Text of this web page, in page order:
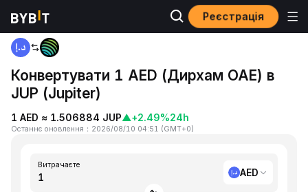
Реєстрація
Головна
Конвертувати 1 AED (Дирхам ОАЕ) в
JUP (Jupiter)
1 AED ≈ 1.506884 JUP▲+2.49%24h
Останнє оновлення ： 2026/08/10 04:51 (GMT+0)
Витрачаєте
AED